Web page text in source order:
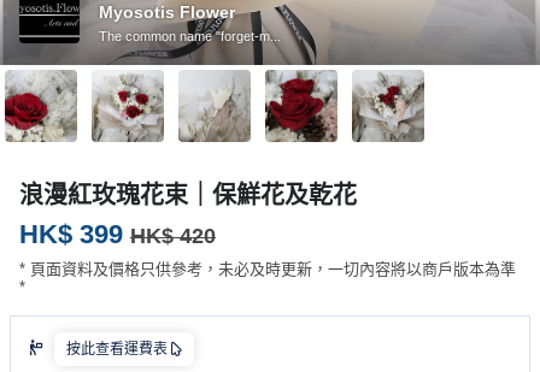
服
務
及
產
品
類
P
t
活
型
Myosotis Flower
The common name "forget-m...
浪漫紅玫瑰花束｜保鮮花及乾花
HK$ 399 HK$ 420
* 頁面資料及價格只供參考，未必及時更新，一切內容將以商戶版本為準
*
按此查看運費表